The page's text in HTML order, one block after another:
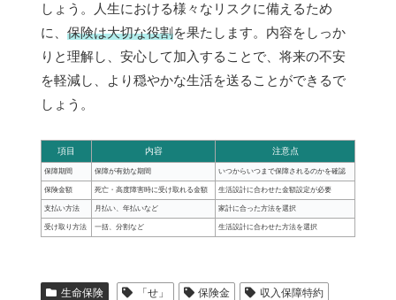
しょう。人生における様々なリスクに備えるため
に、 保険は大切な役割を果たします。内容をしっか
りと理解し、安心して加入することで、将来の不安
を軽減し、より穏やかな生活を送ることができるで
しょう。
項目 内容 注意点
保障期間 保障が有効な期間 いつからいつまで保障されるのかを確認
保険金額 死亡・高度障害時に受け取れる金額 生活設計に合わせた金額設定が必要
支払い方法 月払い、年払いなど 家計に合った方法を選択
受け取り方法 一括、分割など 生活設計に合わせた方法を選択
生命保険 「せ」 保険金
収入保障特約